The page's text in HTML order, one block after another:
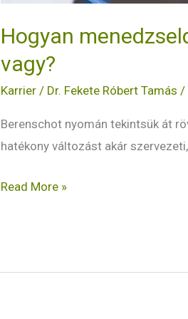
Hogyan
vagy?
Karrier / Dr. Fekete Róbert Tamás /
Berenschot nyomán tekintsük át
hatékony változást akár
Read More »